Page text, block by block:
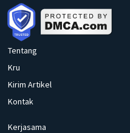
Tentang
Kru
Kirim Artikel
Kontak
Kerjasama